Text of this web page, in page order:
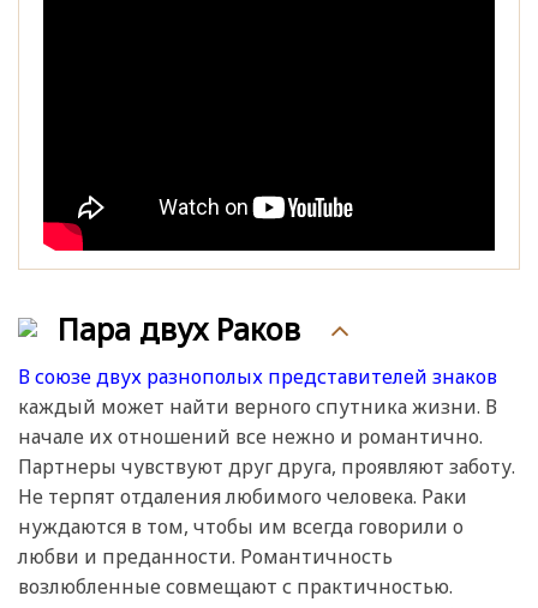
Пара двух Раков
В союзе двух разнополых представителей знаков
каждый может найти верного спутника жизни. В
начале их отношений все нежно и романтично.
Партнеры чувствуют друг друга, проявляют заботу.
Не терпят отдаления любимого человека. Раки
нуждаются в том, чтобы им всегда говорили о
любви и преданности. Романтичность
возлюбленные совмещают с практичностью.